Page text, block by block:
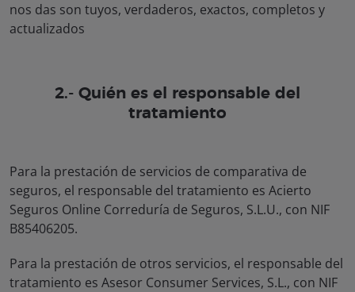
nos das son tuyos, verdaderos, exactos, completos y
actualizados
2.- Quién es el responsable del
tratamiento
Para la prestación de servicios de comparativa de
seguros, el responsable del tratamiento es Acierto
Seguros Online Correduría de Seguros, S.L.U., con NIF
B85406205.
Para la prestación de otros servicios, el responsable del
tratamiento es Asesor Consumer Services, S.L., con NIF